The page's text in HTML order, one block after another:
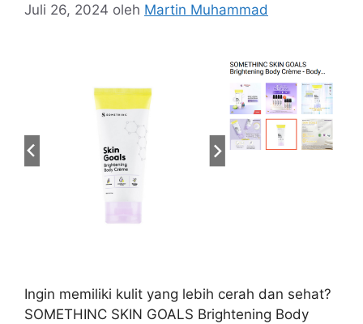
Juli 26, 2024 oleh Martin Muhammad
Ingin memiliki kulit yang lebih cerah dan sehat?
SOMETHINC SKIN GOALS Brightening Body